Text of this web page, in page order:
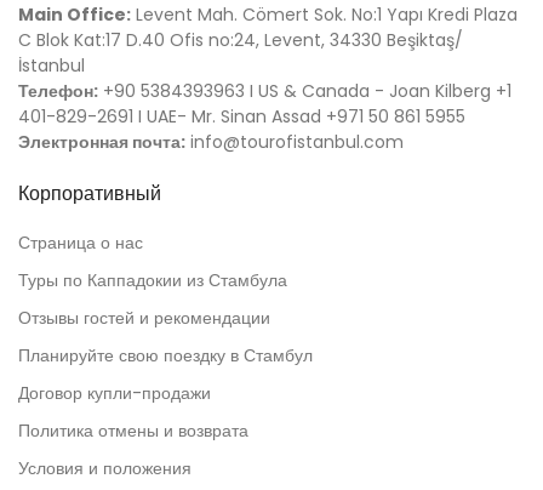
Main Office: Levent Mah. Cömert Sok. No:1 Yapı Kredi Plaza
C Blok Kat:17 D.40 Ofis no:24, Levent, 34330 Beşiktaş/
İstanbul
Телефон: +90 5384393963 I US & Canada - Joan Kilberg +1
401-829-2691 I UAE- Mr. Sinan Assad +971 50 861 5955
Электронная почта: info@tourofistanbul.com
Корпоративный
Страница о нас
Туры по Каппадокии из Стамбула
Отзывы гостей и рекомендации
Планируйте свою поездку в Стамбул
Договор купли-продажи
Политика отмены и возврата
Условия и положения